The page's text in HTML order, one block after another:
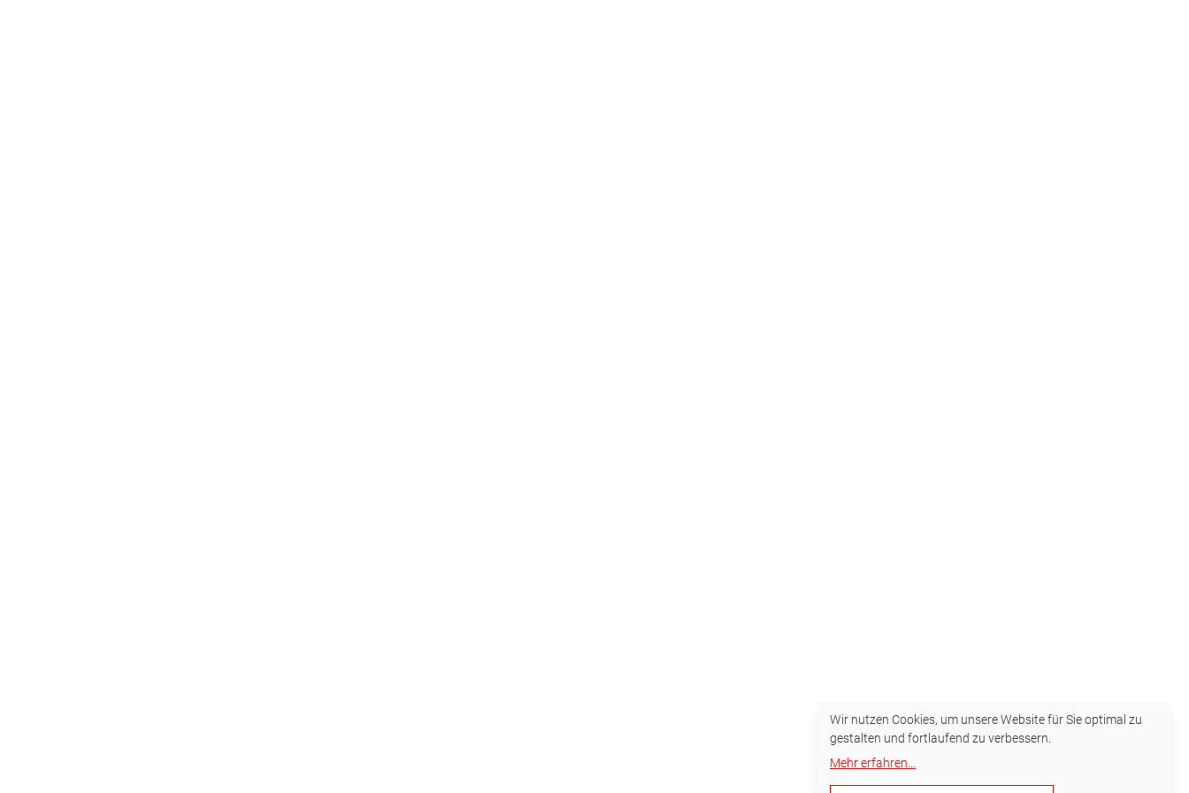
Wir nutzen Cookies, um unsere Website für Sie optimal zu
gestalten und fortlaufend zu verbessern.
Mehr erfahren